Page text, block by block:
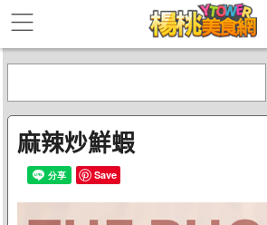
麻辣炒鮮蝦
Save